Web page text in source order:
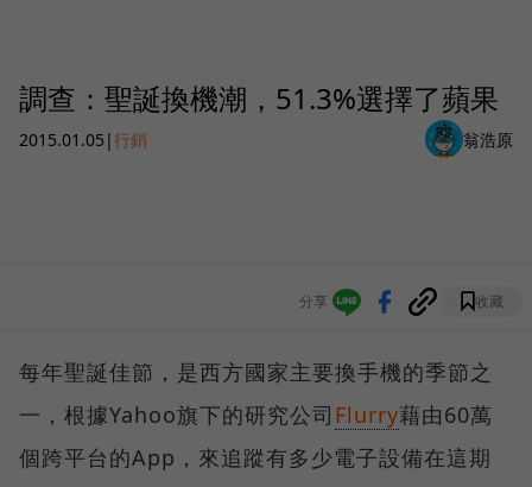
調查：聖誕換機潮，51.3%選擇了蘋果
2015.01.05 |行銷 翁浩原
分享 收藏
每年聖誕佳節，是西方國家主要換手機的季節之
一，根據Yahoo旗下的研究公司 Flurry藉由60萬
個跨平台的App，來追蹤有多少電子設備在這期